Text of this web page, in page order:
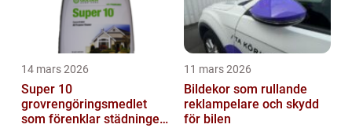
14 mars 2026
Super 10
grovrengöringsmedlet
som förenklar städningen
11 mars 2026
Bildekor som rullande
reklampelare och skydd
för bilen